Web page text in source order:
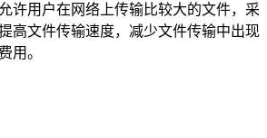
许用户在网络上传输比较大的文件，采
高文件传输速度，减少文件传输中出现
用。